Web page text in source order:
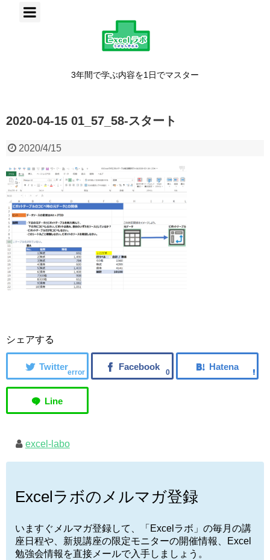
3年間で学ぶ内容を1日でマスター
2020-04-15 01_57_58-スタート
2020/4/15
シェアする
error 0
excel-labo
Excelラボのメルマガ登録
いますぐメルマガ登録して、「Excelラボ」の毎月の講
座日程や、新規講座の限定モニターの開催情報、Excel
勉強会情報を直接メールで入手しましょう。